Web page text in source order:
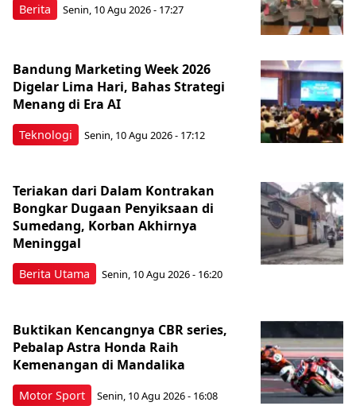
Berita Senin, 10 Agu 2026 - 17:27
Teknologi
Bandung Marketing Week 2026
Digelar Lima Hari, Bahas Strategi
Menang di Era AI
Senin, 10 Agu 2026 - 17:12
Berita Utama
Teriakan dari Dalam Kontrakan
Bongkar Dugaan Penyiksaan di
Sumedang, Korban Akhirnya
Meninggal
Senin, 10 Agu 2026 - 16:20
Motor Sport
Buktikan Kencangnya CBR series,
Pebalap Astra Honda Raih
Kemenangan di Mandalika
Senin, 10 Agu 2026 - 16:08